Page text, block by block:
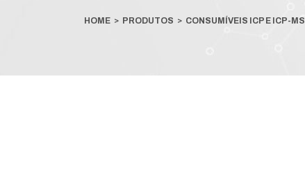
HOME > PRODUTOS > CONSUMÍVEIS ICP E ICP-MS